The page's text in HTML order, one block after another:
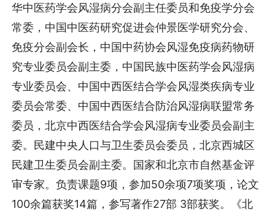
华中医药学会风湿病分会副主任委员和免疫学分会
常委，中国中医药研究促进会仲景医学研究分会、
免疫分会副会长，中国中药协会风湿免疫病药物研
究专业委员会副主委，中国民族中医药学会风湿病
专业委员会、中国中西医结合学会风湿类疾病专业
委员会常委、中国中西医结合防治风湿病联盟常务
委员，北京中西医结合学会风湿病专业委员会副主
委。民建中央人口与卫生委员会委员，北京西城区
民建卫生委员会副主委。国家和北京市自然基金评
审专家。负责课题9项，参加50余项7项奖项，论文
100余篇获奖14篇，参写著作27部 3部获奖。《北